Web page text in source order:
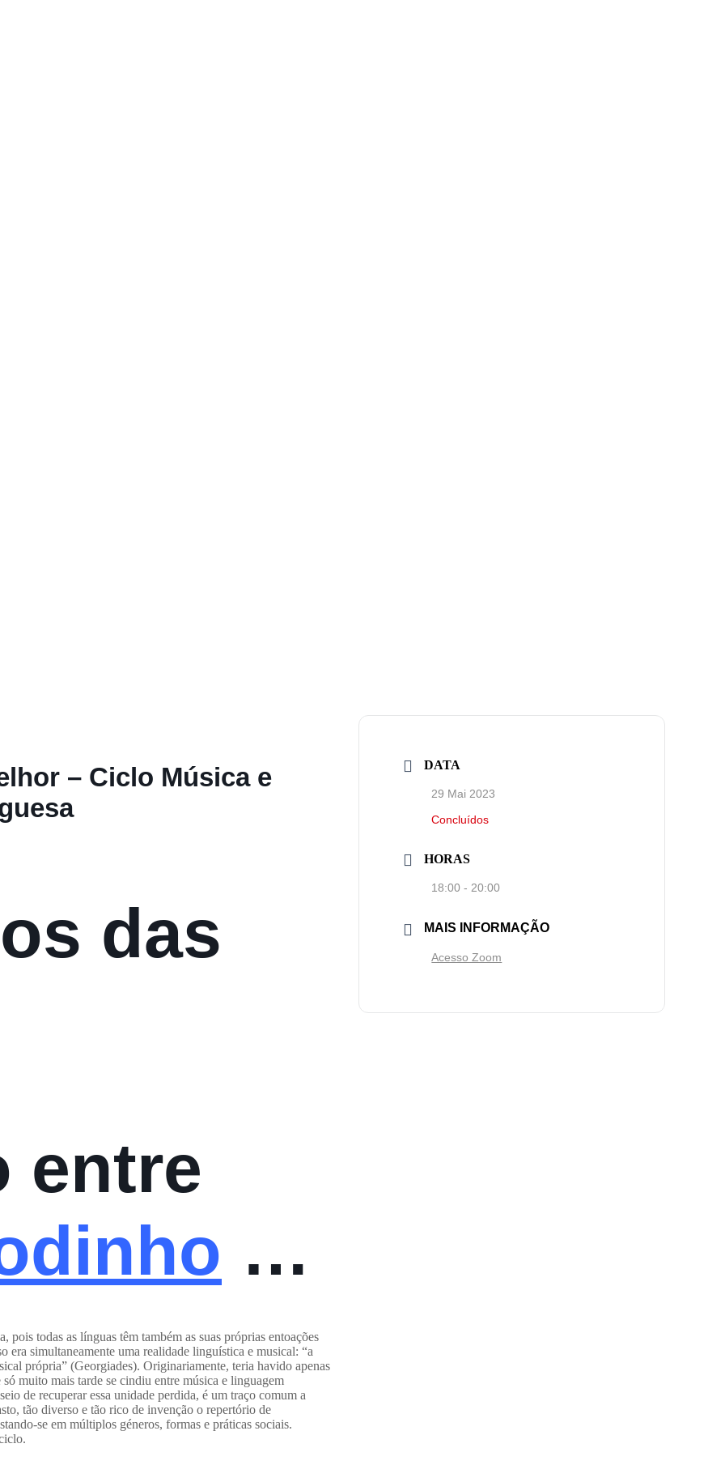
– Ciclo Música e
das
entre
e
todas as línguas têm também as suas próprias entoações
era simultaneamente uma realidade linguística e musical: “a
própria” (Georgiades). Originariamente, teria havido apenas
muito mais tarde se cindiu entre música e linguagem
de recuperar essa unidade perdida, é um traço comum a
tão diverso e tão rico de invenção o repertório de
se em múltiplos géneros, formas e práticas sociais.
DATA
29 Mai 2023
Concluídos
HORAS
18:00 - 20:00
MAIS INFORMAÇÃO
Acesso Zoom